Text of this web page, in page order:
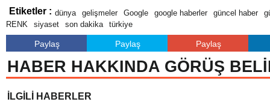
Etiketler : dünya gelişmeler Google google haberler güncel haber
RENK
siyaset son dakika türkiye
Paylaş Paylaş Paylaş
HABER HAKKINDA GÖRÜŞ
İLGİLİ HABERLER